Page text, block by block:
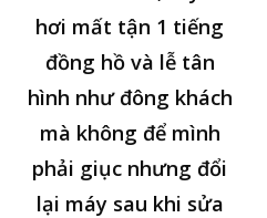
hơi mất tận 1 tiếng
đồng hồ và lễ tân
hình như đông khách
mà không để mình
phải giục nhưng đổi
lại máy sau khi sửa